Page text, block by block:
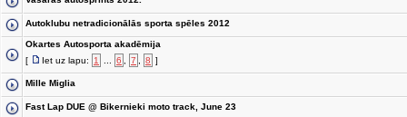
Autoklubu netradicionālās sporta spēles 2012
Okartes Autosporta akadēmija
[
Iet uz lapu: 1 6 7 8 ]
Mille Miglia
Fast Lap DUE @ Bikernieki moto track, June 23